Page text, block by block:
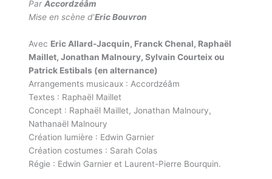
Par Accordzéâm
Mise en scène d‘Eric Bouvron
Avec Eric Allard-Jacquin, Franck Chenal, Raphaël
Maillet, Jonathan Malnoury, Sylvain Courteix ou
Patrick Estibals (en alternance)
Arrangements musicaux : Accordzéâm
Textes : Raphaël Maillet
Concept : Raphaël Maillet, Jonathan Malnoury,
Nathanaël Malnoury
Création lumière : Edwin Garnier
Création costumes : Sarah Colas
Régie : Edwin Garnier et Laurent-Pierre Bourquin.